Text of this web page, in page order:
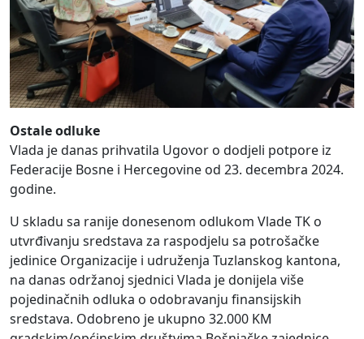
Ostale odluke
Vlada je danas prihvatila Ugovor o dodjeli potpore iz
Federacije Bosne i Hercegovine od 23. decembra 2024.
godine.
U skladu sa ranije donesenom odlukom Vlade TK o
utvrđivanju sredstava za raspodjelu sa potrošačke
jedinice Organizacije i udruženja Tuzlanskog kantona,
na danas održanoj sjednici Vlada je donijela više
pojedinačnih odluka o odobravanju finansijskih
sredstava. Odobreno je ukupno 32.000 KM